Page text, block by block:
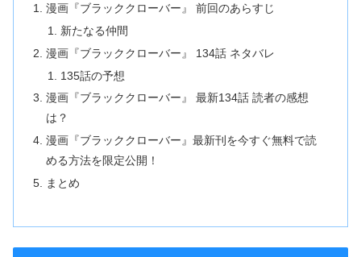
漫画『ブラッククローバー』 前回のあらすじ
新たなる仲間
漫画『ブラッククローバー』 134話 ネタバレ
135話の予想
漫画『ブラッククローバー』 最新134話 読者の感想
は？
漫画『ブラッククローバー』最新刊を今すぐ無料で読
める方法を限定公開！
まとめ